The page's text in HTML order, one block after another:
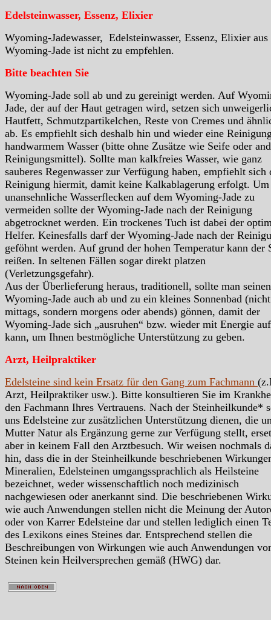
Edelsteinwasser, Essenz, Elixier
Wyoming-Jadewasser, Edelsteinwasser, Essenz, Elixier aus
Wyoming-Jade ist nicht zu empfehlen.
Bitte beachten Sie
Wyoming-Jade soll ab und zu gereinigt werden. Auf
Jade, der auf der Haut getragen wird, setzen sich
Hautfett, Schmutzpartikelchen, Reste von Cremes und
ab. Es empfiehlt sich deshalb hin und wieder eine
handwarmem Wasser (bitte ohne Zusätze wie Seife oder
Reinigungsmittel). Sollte man kalkfreies Wasser, wie ganz
sauberes Regenwasser zur Verfügung haben, empfiehlt sich
Reinigung hiermit, damit keine Kalkablagerung erfolgt. Um
unansehnliche Wasserflecken auf dem Wyoming-Jade zu
vermeiden sollte der Wyoming-Jade nach der Reinigung
abgetrocknet werden. Ein trockenes Tuch ist dabei der
Helfer. Keinesfalls darf der Wyoming-Jade nach der
geföhnt werden. Auf grund der hohen Temperatur kann der
reißen. In seltenen Fällen sogar direkt platzen
(Verletzungsgefahr).
Aus der Überlieferung heraus, traditionell, sollte man seinen
Wyoming-Jade auch ab und zu ein kleines Sonnenbad (nicht
mittags, sondern morgens oder abends) gönnen, damit der
Wyoming-Jade sich „ausruhen“ bzw. wieder mit Energie
kann, um Ihnen bestmögliche Unterstützung zu geben.
Arzt, Heilpraktiker
Edelsteine sind kein Ersatz für den Gang zum Fachmann
Arzt, Heilpraktiker usw.). Bitte konsultieren Sie im
den Fachmann Ihres Vertrauens. Nach der Steinheilkunde*
uns Edelsteine zur zusätzlichen Unterstützung dienen, die
Mutter Natur als Ergänzung gerne zur Verfügung stellt,
aber in keinem Fall den Arztbesuch. Wir weisen nochmals
hin, dass die in der Steinheilkunde beschriebenen
Mineralien, Edelsteinen umgangssprachlich als Heilsteine
bezeichnet, weder wissenschaftlich noch medizinisch
nachgewiesen oder anerkannt sind. Die beschriebenen
wie auch Anwendungen stellen nicht die Meinung der
oder von Karrer Edelsteine dar und stellen lediglich einen
des Lexikons eines Steines dar. Entsprechend stellen die
Beschreibungen von Wirkungen wie auch Anwendungen
Steinen kein Heilversprechen gemäß (HWG) dar.